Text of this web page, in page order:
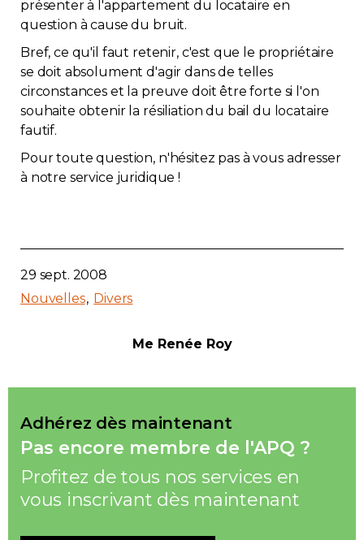
présenter à l'appartement du locataire en
question à cause du bruit.
Bref, ce qu'il faut retenir, c'est que le propriétaire
se doit absolument d'agir dans de telles
circonstances et la preuve doit être forte si l'on
souhaite obtenir la résiliation du bail du locataire
fautif.
Pour toute question, n'hésitez pas à vous adresser
à notre service juridique !
29 sept. 2008
Nouvelles Divers
Me Renée Roy
Adhérez dès maintenant
Pas encore membre de l'APQ ?
Profitez de tous nos services en
vous inscrivant dès maintenant